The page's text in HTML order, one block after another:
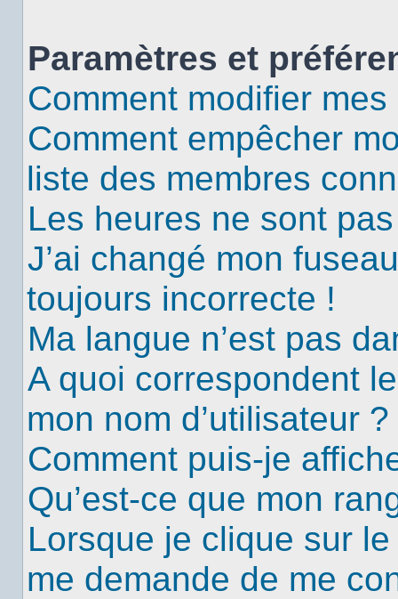
Paramètres et
Comment modifier
Comment empêcher
liste des membres
Les heures ne sont
J’ai changé mon
toujours incorrecte !
Ma langue n’est pas
A quoi correspondent
mon nom d’utilisateur ?
Comment puis-je
Qu’est-ce que mon
Lorsque je clique sur
me demande de me